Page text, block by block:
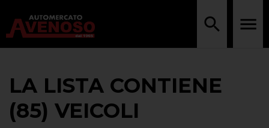
LA LISTA CONTIENE
(85) VEICOLI